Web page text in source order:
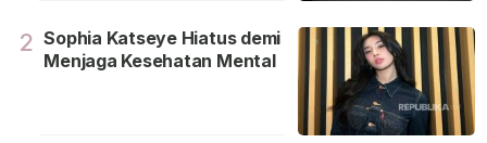
2 Sophia Katseye Hiatus demi
Menjaga Kesehatan Mental